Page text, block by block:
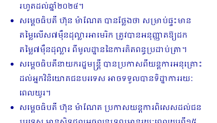
រហូតដល់ឆ្នាំ២០២៤។
សម្តេចធិបតី ហ៊ុន ម៉ាណែត បានថ្លែងថា សម្រាប់ផ្ទះមាន
តម្លៃលើស៧ម៉ឺនដុល្លារអាមេរិក ត្រូវបានអនុញ្ញាតឱ្យដក
តម្លៃ៧ម៉ឺនដុល្លារ ពីមូលដ្ឋាននៃការគិតពន្ធប្រដាប់ត្រា។
សម្តេចធិបតីនាយករដ្ឋមន្រ្តី បានប្រកាសពីយន្តការអនុគ្រោះ
ដល់អ្នកវិនិយោគជនបរទេស អាចទទួលបានទិដ្ឋាការរយៈ
ពេលយូរ។
សម្តេចធិបតី ហ៊ុន ម៉ាណែត ប្រកាសយន្តការពិសេសដល់ជន